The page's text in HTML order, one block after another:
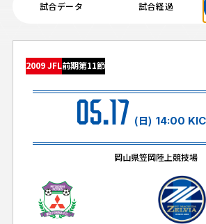
グッズ
ホームタウン活動
試合情報トップ
試合データ
試合日程・結果
順位表・ゴールランキング
観戦するトップ
チケットを買う
チケット購入
チケット販売スケジュール
️スタジアムを知る
クラブを知る
クラブを知るトップ
ＦＣ町田ゼルビアについて
選手・スタッフ紹介
ファンクラブ
グッズを買う
グッズを買うトップ
試合データ 試合経過
2009 JFL前期第11節
05.17 (日) 14:00
岡山県笠岡陸上競技場